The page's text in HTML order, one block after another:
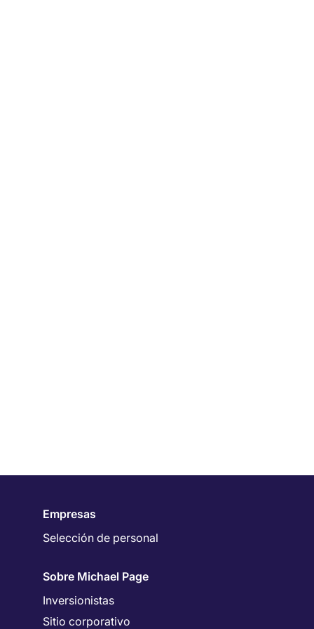
Empresas
Selección de personal
Sobre Michael Page
Inversionistas
Sitio corporativo